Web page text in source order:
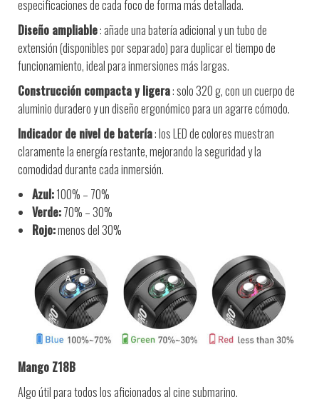
especificaciones de cada foco de forma más detallada.
Diseño ampliable: añade una batería adicional y un tubo de
extensión (disponibles por separado) para duplicar el tiempo de
funcionamiento, ideal para inmersiones más largas.
Construcción compacta y ligera: solo 320 g, con un cuerpo de
aluminio duradero y un diseño ergonómico para un agarre cómodo.
Indicador de nivel de batería: los LED de colores muestran
claramente la energía restante, mejorando la seguridad y la
comodidad durante cada inmersión.
Azul:100% – 70%
Verde:70% – 30%
Rojo:menos del 30%
Mango Z18B
Algo útil para todos los aficionados al cine submarino.